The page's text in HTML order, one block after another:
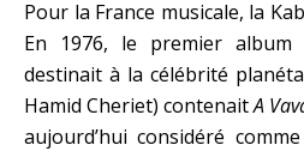
Pour la France musicale, la
En 1976, le premier
destinait à la célébrité
Hamid Cheriet) contenaitA
aujourd’hui considéré